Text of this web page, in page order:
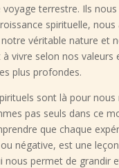
terrestre. Ils
spirituelle, nous
véritable nature et
vivre selon nos valeurs
plus profondes.
sont là pour nous
pas seuls dans ce
que chaque
négative, est une
nous permet de grandir